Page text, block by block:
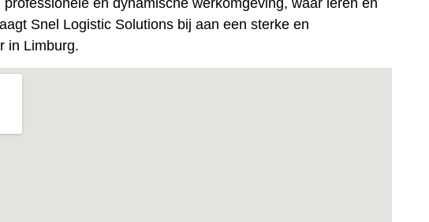
Snel Logistic Solutions bij aan een sterke en
in Limburg.